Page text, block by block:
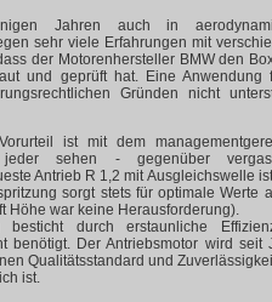
Jahren auch in
sehr viele Erfahrungen mit
der Motorenhersteller BMW den
und geprüft hat. Eine Anwendung
Gründen nicht
ist mit dem
sehen - gegenüber
Antrieb R 1,2 mit Ausgleichswelle
sorgt stets für optimale Werte
Höhe war keine Herausforderung).
besticht durch erstaunliche
benötigt. Der Antriebsmotor wird seit
Qualitätsstandard und
ist.